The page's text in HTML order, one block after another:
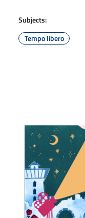
Subjects:
Tempo libero